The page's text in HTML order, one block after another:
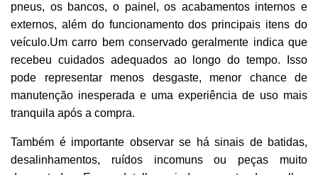
pneus, os bancos, o painel, os acabamentos internos e
externos, além do funcionamento dos principais itens do
veículo.Um carro bem conservado geralmente indica que
recebeu cuidados adequados ao longo do tempo. Isso
pode representar menos desgaste, menor chance de
manutenção inesperada e uma experiência de uso mais
tranquila após a compra.
Também é importante observar se há sinais de batidas,
desalinhamentos, ruídos incomuns ou peças muito